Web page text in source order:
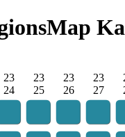
23
24
23
25
23
26
23
27